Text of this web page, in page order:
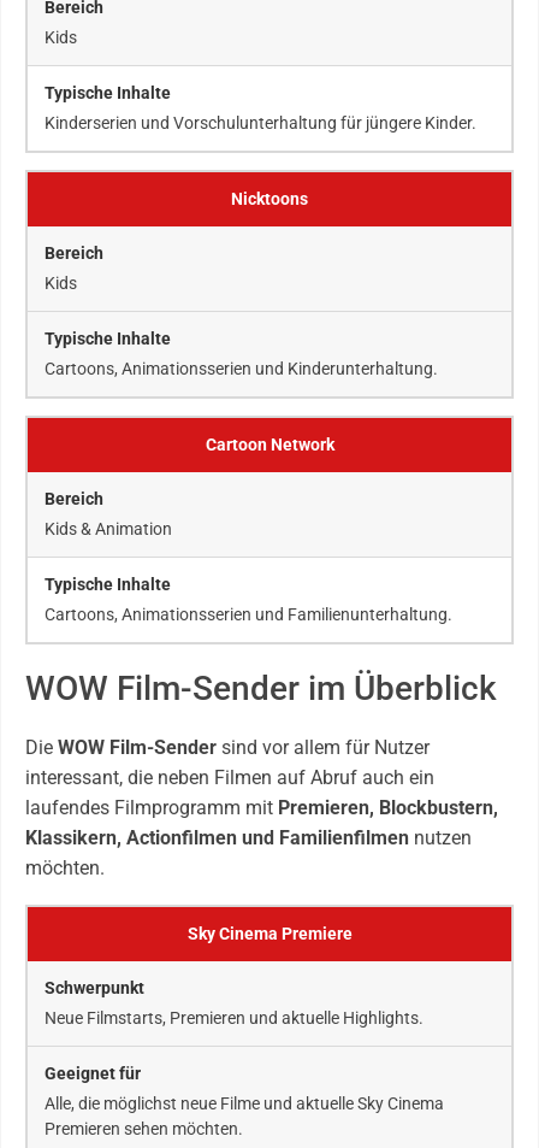
Kids
Kinderserien und Vorschulunterhaltung für jüngere Kinder.
Nicktoons
Kids
Cartoons, Animationsserien und Kinderunterhaltung.
Cartoon Network
Kids & Animation
Cartoons, Animationsserien und Familienunterhaltung.
WOW Film-Sender im Überblick
Die WOW Film-Sender sind vor allem für Nutzer
interessant, die neben Filmen auf Abruf auch ein
laufendes Filmprogramm mit Premieren, Blockbustern,
Klassikern, Actionfilmen und Familienfilmen nutzen
möchten.
Sky Cinema Premiere
Neue Filmstarts, Premieren und aktuelle Highlights.
Alle, die möglichst neue Filme und aktuelle Sky Cinema
Premieren sehen möchten.